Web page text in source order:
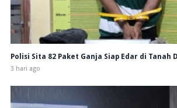
Polisi Sita 82 Paket Ganja Siap Edar di Tanah
3 hari ago